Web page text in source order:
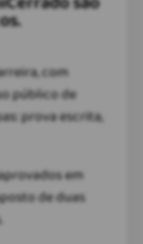
com
público de
prova escrita,
em
de duas